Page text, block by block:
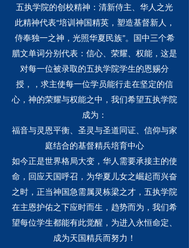
五执学院的创校精神：清新侍主、华人之光
此精神代表“培训神国精英，塑造基督新人，
侍奉独一之神，光照华夏民族”。国中三个希
腊文单词分别代表：信心、荣耀、权能，这是
对每一位被录取的五执学院学生的恩赐分
授，，求主使每一位学员能行走在坚定的信
心，神的荣耀与权能之中，我们希望五执学院
成为：
福音与灵恩平衡、圣灵与圣道同证、信仰与家
庭结合的基督精兵培育中心
如今正是世界格局大变，华人需要承接主的使
命，回应天国呼召，为华夏儿女之崛起而兴奋
之时，正当神国急需属灵栋梁之才，五执学院
在主恩护佑之下应时而生，趋势而为，我们希
望每位学生都能有此觉醒，为进入永恒命定、
成为天国精兵而努力！